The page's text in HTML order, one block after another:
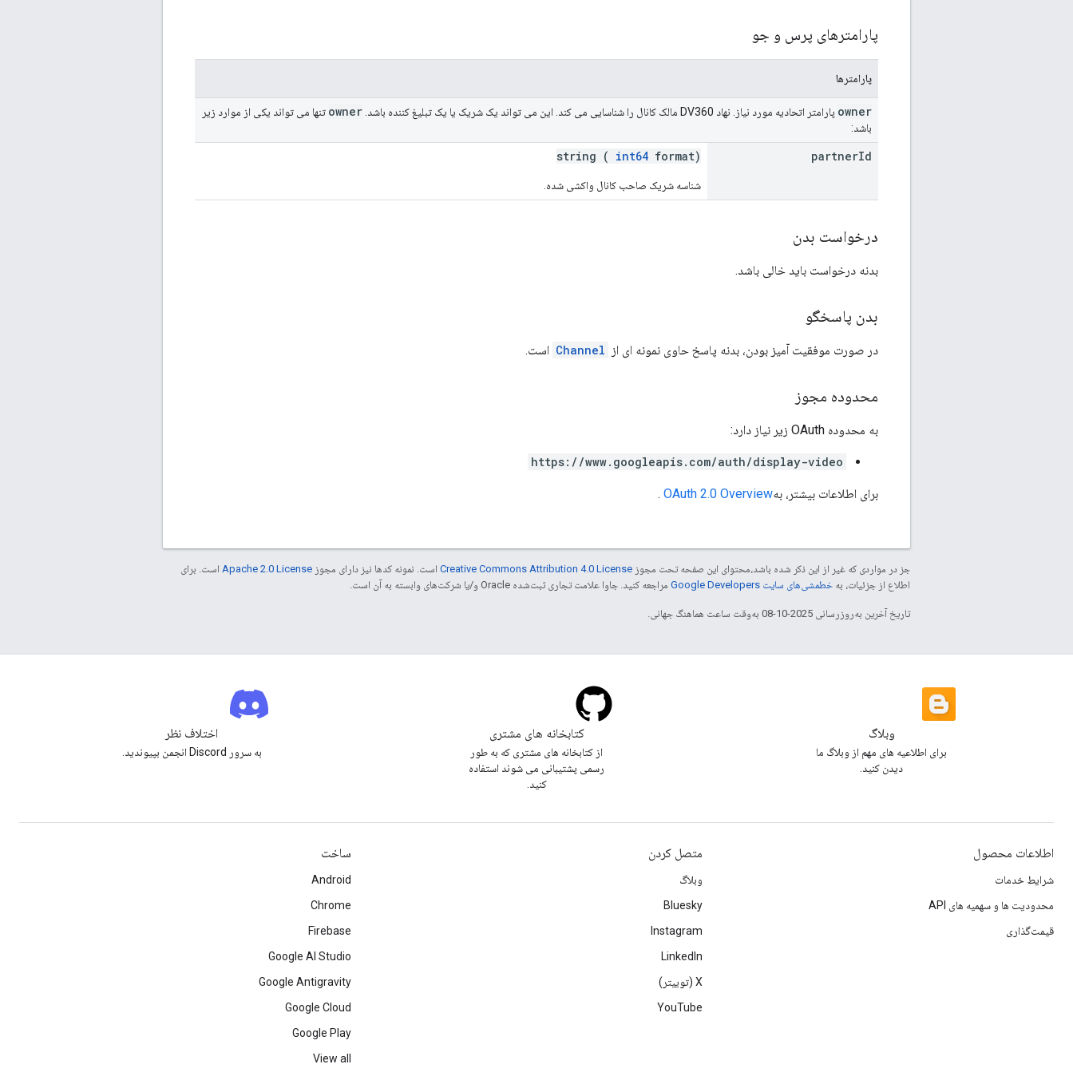
پارامترهای پرس و جو
پارامترها
owner پارامتر اتحادیه مورد نیاز. نهاد DV360 مالک کانال را شناسایی می کند. این می تواند یک شریک یا یک تبلیغ کننده باشد. owner تنها می تواند یکی از موارد زیر
باشد:
partnerId
string ( int64 format)
شناسه شریک صاحب کانال واکشی شده.
درخواست بدن
بدنه درخواست باید خالی باشد.
بدن پاسخگو
در صورت موفقیت آمیز بودن، بدنه پاسخ حاوی نمونه ای از Channel است.
محدوده مجوز
به محدوده OAuth زیر نیاز دارد:
https://www.googleapis.com/auth/display-video
برای اطلاعات بیشتر، بهOAuth 2.0 Overview
.
جز در مواردی که غیر از این ذکر شده باشد،‌محتوای این صفحه تحت مجوز Creative Commons Attribution 4.0 License است. نمونه کدها نیز دارای مجوز Apache 2.0 License است. برای
اطلاع از جزئیات، به خطمشی‌های سایت Google Developers‏ مراجعه کنید. جاوا علامت تجاری ثبت‌شده Oracle و/یا شرکت‌های وابسته به آن است.
تاریخ آخرین به‌روزرسانی 2025-10-08 به‌وقت ساعت هماهنگ جهانی.
وبلاگ
برای اطلاعیه های مهم از وبلاگ ما
دیدن کنید.
کتابخانه های مشتری
از کتابخانه های مشتری که به طور
رسمی پشتیبانی می شوند استفاده
کنید.
اختلاف نظر
به سرور Discord انجمن بپیوندید.
اطلاعات محصول
شرایط خدمات
محدودیت ها و سهمیه های API
قیمت‌گذاری
متصل کردن
وبلاگ
Bluesky
Instagram
LinkedIn
‫X (توییتر)
YouTube
ساخت
Android
Chrome
Firebase
Google AI Studio
Google Antigravity
Google Cloud
Google Play
View all